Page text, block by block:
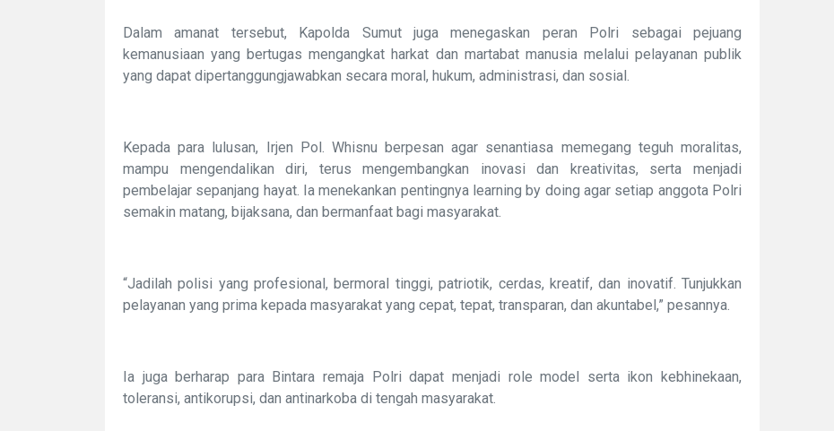
Dalam amanat tersebut, Kapolda Sumut juga menegaskan peran Polri sebagai pejuang
kemanusiaan yang bertugas mengangkat harkat dan martabat manusia melalui pelayanan publik
yang dapat dipertanggungjawabkan secara moral, hukum, administrasi, dan sosial.
Kepada para lulusan, Irjen Pol. Whisnu berpesan agar senantiasa memegang teguh moralitas,
mampu mengendalikan diri, terus mengembangkan inovasi dan kreativitas, serta menjadi
pembelajar sepanjang hayat. Ia menekankan pentingnya learning by doing agar setiap anggota Polri
semakin matang, bijaksana, dan bermanfaat bagi masyarakat.
“Jadilah polisi yang profesional, bermoral tinggi, patriotik, cerdas, kreatif, dan inovatif. Tunjukkan
pelayanan yang prima kepada masyarakat yang cepat, tepat, transparan, dan akuntabel,” pesannya.
Ia juga berharap para Bintara remaja Polri dapat menjadi role model serta ikon kebhinekaan,
toleransi, antikorupsi, dan antinarkoba di tengah masyarakat.